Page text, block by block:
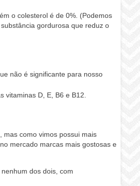
o colesterol é de 0%. (Podemos
gordurosa que reduz o
não é significante para nosso
vitaminas D, E, B6 e B12.
mas como vimos possui mais
mercado marcas mais gostosas e
dos dois, com